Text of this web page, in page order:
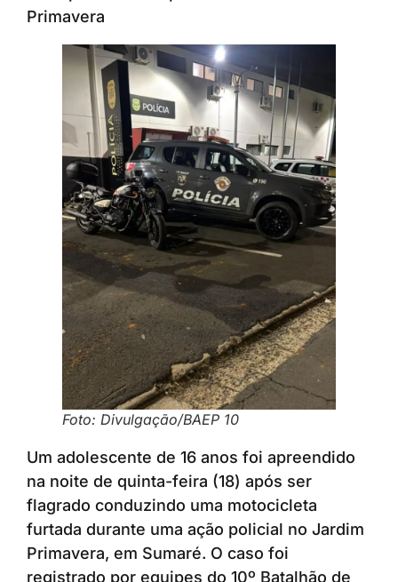
Primavera
Foto: Divulgação/BAEP 10
Um adolescente de 16 anos foi apreendido
na noite de quinta-feira (18) após ser
flagrado conduzindo uma motocicleta
furtada durante uma ação policial no Jardim
Primavera, em Sumaré. O caso foi
registrado por equipes do 10º Batalhão de